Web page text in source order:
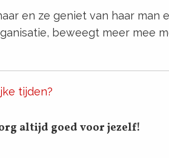
en ze geniet van haar man
beweegt meer mee
tijden?
altijd goed voor jezelf!